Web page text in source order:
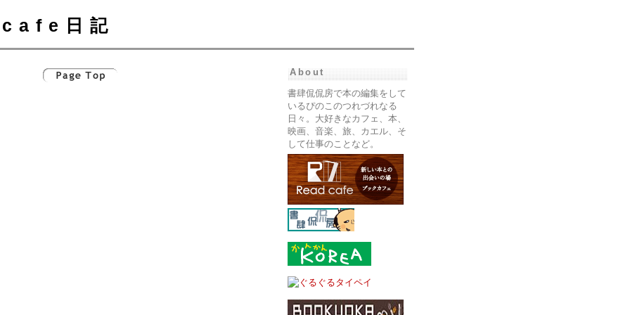
cafe日記
About
書肆侃侃房で本の編集をして
いるぴのこのつれづれなる
日々。大好きなカフェ、本、
映画、音楽、旅、カエル、そ
して仕事のことなど。